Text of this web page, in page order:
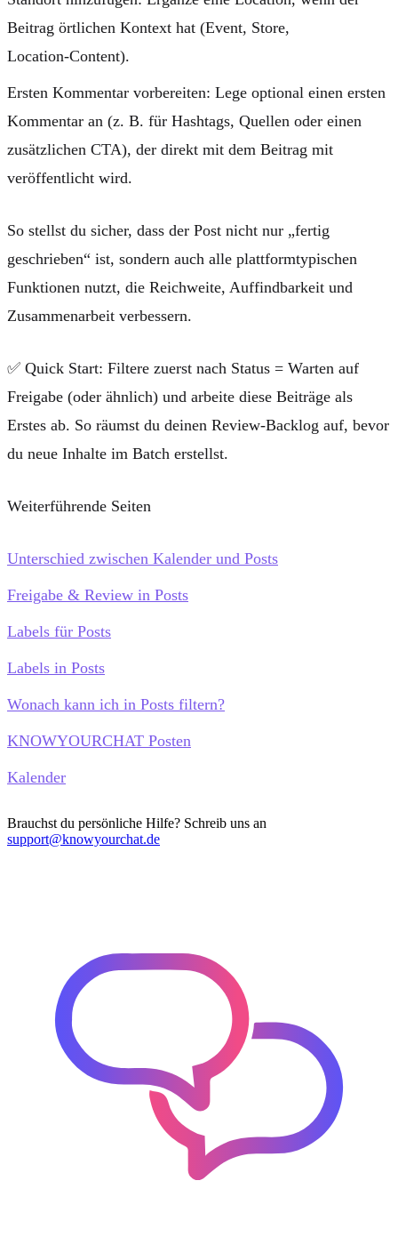
Beitrag örtlichen Kontext hat (Event, Store,
Location‑Content).
Ersten Kommentar vorbereiten: Lege optional einen ersten
Kommentar an (z. B. für Hashtags, Quellen oder einen
zusätzlichen CTA), der direkt mit dem Beitrag mit
veröffentlicht wird.
So stellst du sicher, dass der Post nicht nur „fertig
geschrieben“ ist, sondern auch alle plattformtypischen
Funktionen nutzt, die Reichweite, Auffindbarkeit und
Zusammenarbeit verbessern.
✅ Quick Start: Filtere zuerst nach Status = Warten auf
Freigabe (oder ähnlich) und arbeite diese Beiträge als
Erstes ab. So räumst du deinen Review-Backlog auf, bevor
du neue Inhalte im Batch erstellst.
Weiterführende Seiten
Unterschied zwischen Kalender und Posts
Freigabe & Review in Posts
Labels für Posts
Labels in Posts
Wonach kann ich in Posts filtern?
KNOWYOURCHAT Posten
Kalender
Brauchst du persönliche Hilfe? Schreib uns an
support@knowyourchat.de